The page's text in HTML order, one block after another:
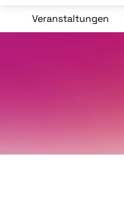
Veranstaltungen